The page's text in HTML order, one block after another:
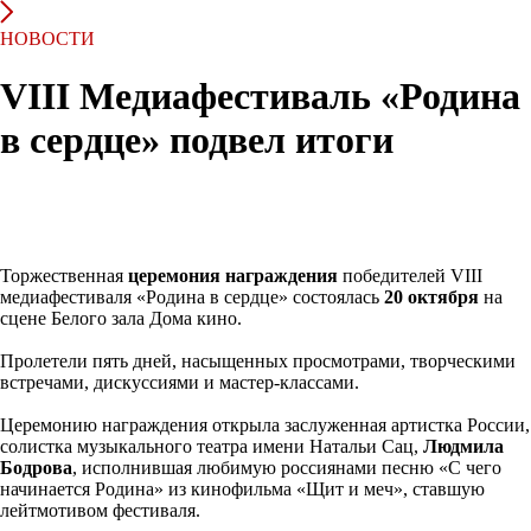
НОВОСТИ
VIII Медиафестиваль «Родина
в сердце» подвел итоги
Торжественная церемония награждения победителей VIII
медиафестиваля «Родина в сердце» состоялась 20 октября на
сцене Белого зала Дома кино.
Пролетели пять дней, насыщенных просмотрами, творческими
встречами, дискуссиями и мастер-классами.
Церемонию награждения открыла заслуженная артистка России,
солистка музыкального театра имени Натальи Сац, Людмила
Бодрова, исполнившая любимую россиянами песню «С чего
начинается Родина» из кинофильма «Щит и меч», ставшую
лейтмотивом фестиваля.